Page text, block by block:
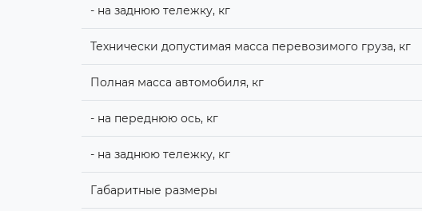
- на заднюю тележку, кг
Технически допустимая масса перевозимого груза, кг
Полная масса автомобиля, кг
- на переднюю ось, кг
- на заднюю тележку, кг
Габаритные размеры